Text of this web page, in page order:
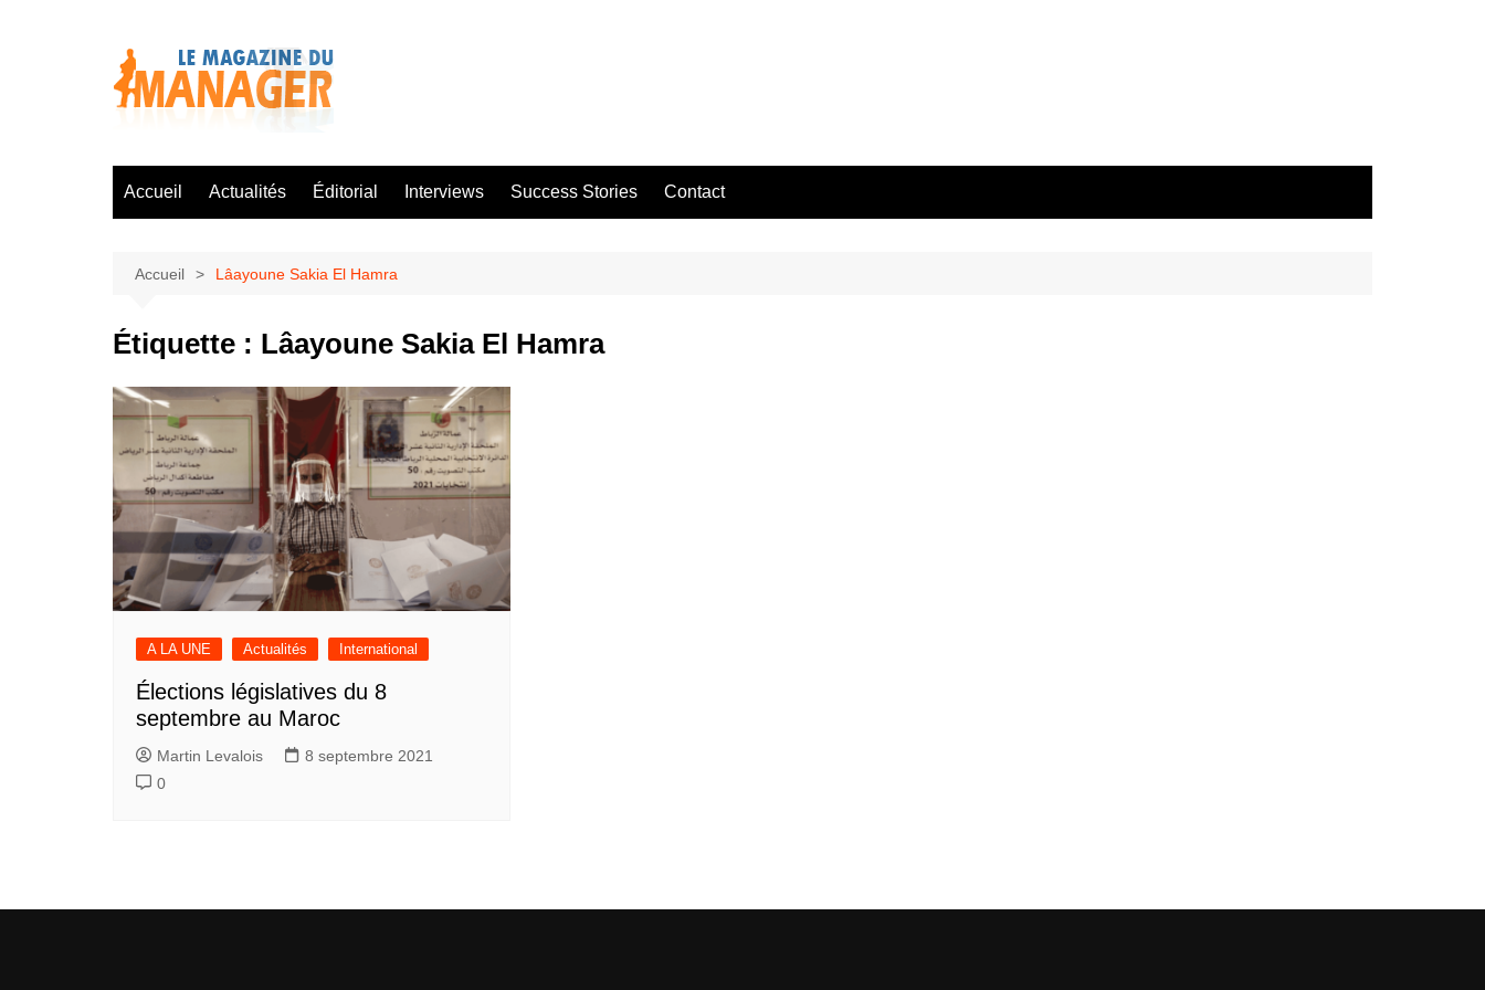
Accueil Actualités Éditorial Interviews Success Stories Contact
Accueil Lâayoune Sakia El Hamra
Étiquette : Lâayoune Sakia El Hamra
A LA UNE Actualités International
Élections législatives du 8
septembre au Maroc
Martin Levalois
8 septembre 2021
0